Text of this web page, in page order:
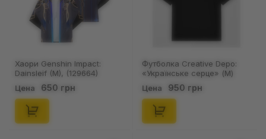
Хаори Genshin Impact:
Dainsleif (M), (129664)
Цена 650 грн
Футболка Creative Depo:
«Українське серце» (M)
(черная), (981288)
Цена 950 грн